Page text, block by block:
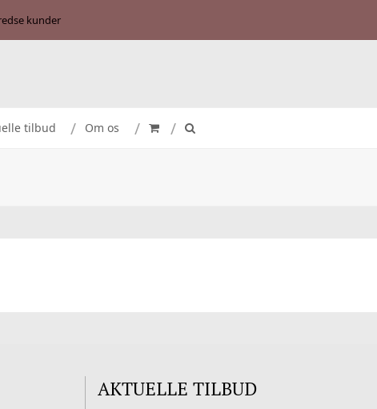
kunder
tilbud Om os
AKTUELLE TILBUD